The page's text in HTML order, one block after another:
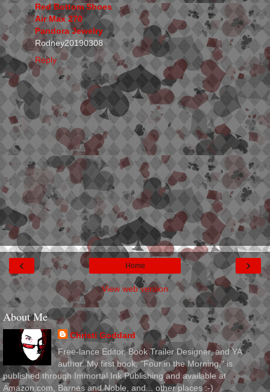
Red Bottom Shoes
Air Max 270
Pandora Jewelry
Rodney20190308
Reply
‹ ›
Home
View web version
About Me
Christi Goddard
Free-lance Editor, Book Trailer Designer, and YA
author. My first book, "Four in the Morning," is
published through Immortal Ink Publishing and available at
Amazon.com, Barnes and Noble, and... other places :-)